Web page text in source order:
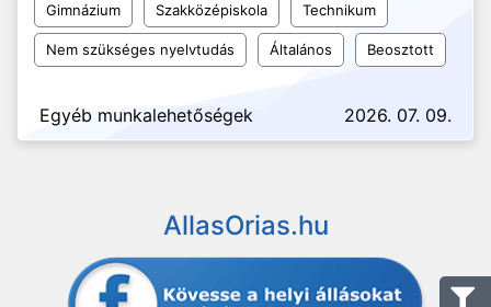
Gimnázium Szakközépiskola Technikum
Nem szükséges nyelvtudás Általános Beosztott
Egyéb munkalehetőségek 2026. 07. 09.
AllasOrias.hu